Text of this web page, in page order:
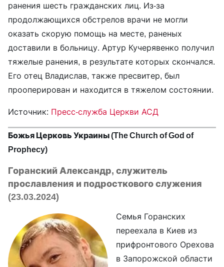
ранения шесть гражданских лиц. Из-за
продолжающихся обстрелов врачи не могли
оказать скорую помощь на месте, раненых
доставили в больницу. Артур Кучерявенко получил
тяжелые ранения, в результате которых скончался.
Его отец Владислав, также пресвитер, был
прооперирован и находится в тяжелом состоянии.
Источник: Пресс-служба Церкви АСД
Божья Церковь Украины (The Church of God of
Prophecy)
Горанский Александр, служитель
прославления и подросткового служения
(23.03.2024)
Семья Горанских
переехала в Киев из
прифронтового Орехова
в Запорожской области